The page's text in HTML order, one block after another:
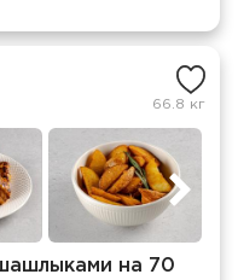
66.8 кг
на 70